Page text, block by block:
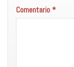
Comentario*